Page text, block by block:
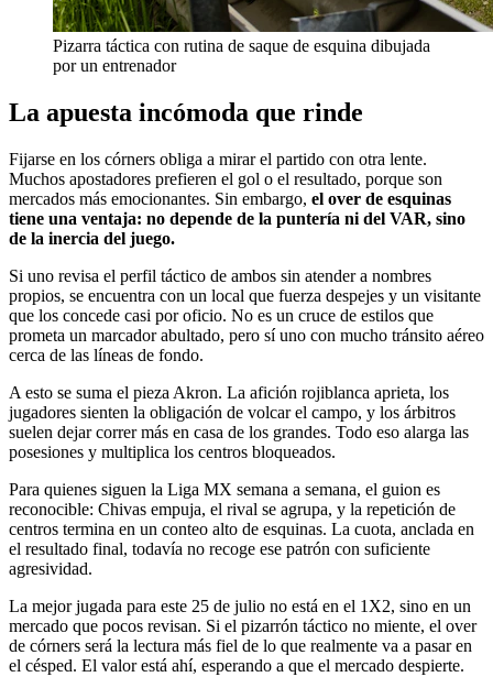
Pizarra táctica con rutina de saque de esquina dibujada
por un entrenador
La apuesta incómoda que rinde
Fijarse en los córners obliga a mirar el partido con otra lente.
Muchos apostadores prefieren el gol o el resultado, porque son
mercados más emocionantes. Sin embargo, el over de esquinas
tiene una ventaja: no depende de la puntería ni del VAR, sino
de la inercia del juego.
Si uno revisa el perfil táctico de ambos sin atender a nombres
propios, se encuentra con un local que fuerza despejes y un visitante
que los concede casi por oficio. No es un cruce de estilos que
prometa un marcador abultado, pero sí uno con mucho tránsito aéreo
cerca de las líneas de fondo.
A esto se suma el pieza Akron. La afición rojiblanca aprieta, los
jugadores sienten la obligación de volcar el campo, y los árbitros
suelen dejar correr más en casa de los grandes. Todo eso alarga las
posesiones y multiplica los centros bloqueados.
Para quienes siguen la Liga MX semana a semana, el guion es
reconocible: Chivas empuja, el rival se agrupa, y la repetición de
centros termina en un conteo alto de esquinas. La cuota, anclada en
el resultado final, todavía no recoge ese patrón con suficiente
agresividad.
La mejor jugada para este 25 de julio no está en el 1X2, sino en un
mercado que pocos revisan. Si el pizarrón táctico no miente, el over
de córners será la lectura más fiel de lo que realmente va a pasar en
el césped. El valor está ahí, esperando a que el mercado despierte.